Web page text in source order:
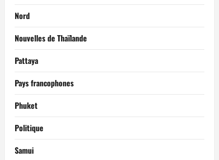
Nord
Nouvelles de Thaïlande
Pattaya
Pays francophones
Phuket
Politique
Samui